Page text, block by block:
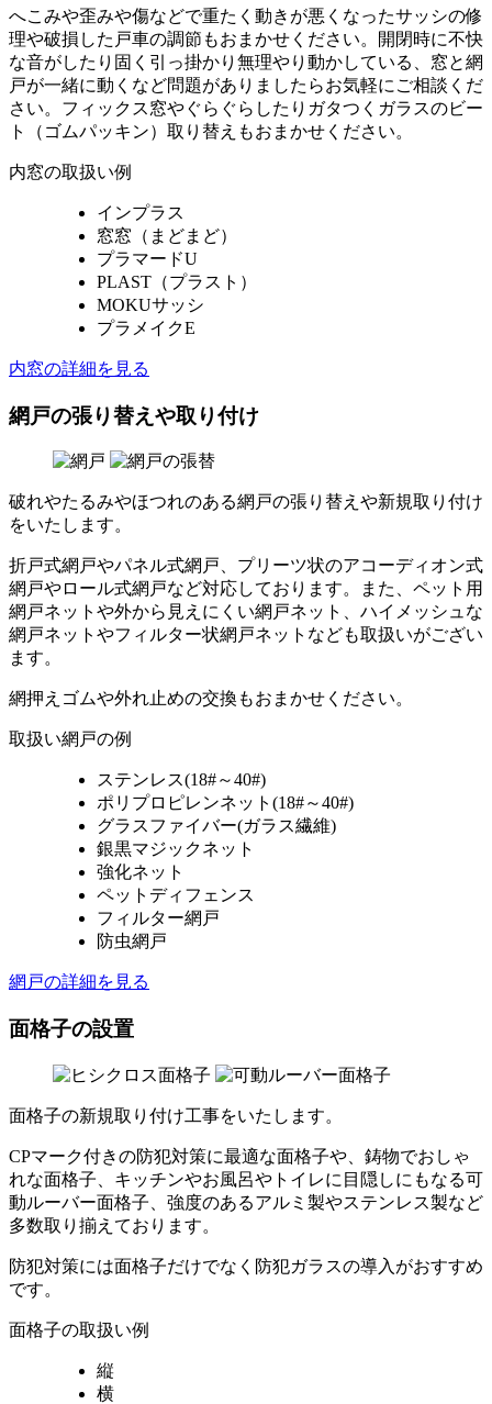
へこみや歪みや傷などで重たく動きが悪くなったサッシの修
理や破損した戸車の調節もおまかせください。開閉時に不快
な音がしたり固く引っ掛かり無理やり動かしている、窓と網
戸が一緒に動くなど問題がありましたらお気軽にご相談くだ
さい。フィックス窓やぐらぐらしたりガタつくガラスのビー
ト（ゴムパッキン）取り替えもおまかせください。
内窓の取扱い例
インプラス
窓窓（まどまど）
プラマードU
PLAST（プラスト）
MOKUサッシ
プラメイクE
内窓の詳細を見る
網戸の張り替えや取り付け
破れやたるみやほつれのある網戸の張り替えや新規取り付け
をいたします。
折戸式網戸やパネル式網戸、プリーツ状のアコーディオン式
網戸やロール式網戸など対応しております。また、ペット用
網戸ネットや外から見えにくい網戸ネット、ハイメッシュな
網戸ネットやフィルター状網戸ネットなども取扱いがござい
ます。
網押えゴムや外れ止めの交換もおまかせください。
取扱い網戸の例
ステンレス(18#～40#)
ポリプロピレンネット(18#～40#)
グラスファイバー(ガラス繊維)
銀黒マジックネット
強化ネット
ペットディフェンス
フィルター網戸
防虫網戸
網戸の詳細を見る
面格子の設置
面格子の新規取り付け工事をいたします。
CPマーク付きの防犯対策に最適な面格子や、鋳物でおしゃ
れな面格子、キッチンやお風呂やトイレに目隠しにもなる可
動ルーバー面格子、強度のあるアルミ製やステンレス製など
多数取り揃えております。
防犯対策には面格子だけでなく防犯ガラスの導入がおすすめ
です。
面格子の取扱い例
縦
横